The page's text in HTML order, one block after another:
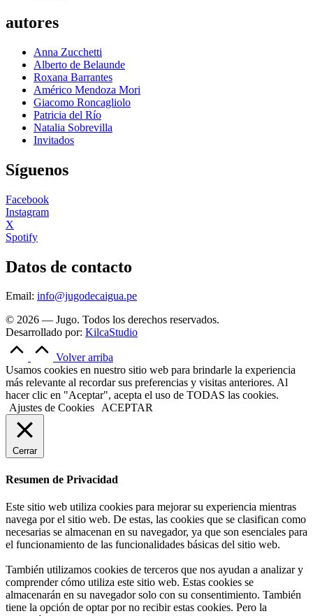
autores
Anna Zucchetti
Alberto de Belaunde
Roxana Barrantes
Américo Mendoza Mori
Giacomo Roncagliolo
Patricia del Río
Natalia Sobrevilla
Invitados
Síguenos
Facebook
Instagram
X
Spotify
Datos de contacto
Email: info@jugodecaigua.pe
© 2026 — Jugo. Todos los derechos reservados.
Desarrollado por: KilcaStudio
Volver arriba
Usamos cookies en nuestro sitio web para brindarle la experiencia
más relevante al recordar sus preferencias y visitas anteriores. Al
hacer clic en "Aceptar", acepta el uso de TODAS las cookies.
Ajustes de Cookies ACEPTAR
Cerrar
Resumen de Privacidad
Este sitio web utiliza cookies para mejorar su experiencia mientras
navega por el sitio web. De estas, las cookies que se clasifican como
necesarias se almacenan en su navegador, ya que son esenciales para
el funcionamiento de las funcionalidades básicas del sitio web.
También utilizamos cookies de terceros que nos ayudan a analizar y
comprender cómo utiliza este sitio web. Estas cookies se
almacenarán en su navegador solo con su consentimiento. También
tiene la opción de optar por no recibir estas cookies. Pero la